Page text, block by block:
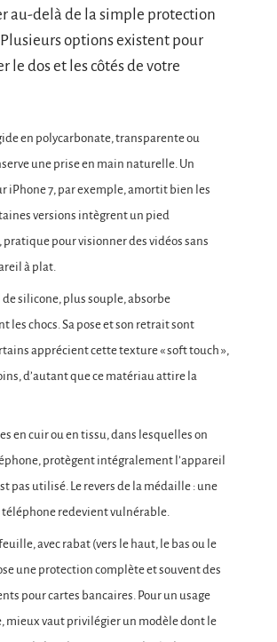
au-delà de la simple protection
Plusieurs options existent pour
le dos et les côtés de votre
en polycarbonate, transparente ou
une prise en main naturelle. Un
iPhone 7, par exemple, amortit bien les
versions intègrent un pied
pour visionner des vidéos sans
à plat.
de silicone, plus souple, absorbe
les chocs. Sa pose et son retrait sont
apprécient cette texture « soft touch »,
d’autant que ce matériau attire la
en cuir ou en tissu, dans lesquelles on
protègent intégralement l’appareil
pas utilisé. Le revers de la médaille : une
redevient vulnérable.
avec rabat (vers le haut, le bas ou le
une protection complète et souvent des
pour cartes bancaires. Pour un usage
mieux vaut privilégier un modèle dont le